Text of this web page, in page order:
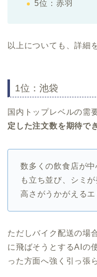
5位：赤羽
以上についても、詳細
1位：池袋
国内トップレベルの需
定した注文数を期待で
数多くの飲食店が
も立ち並び、シミ
高さがうかがえるエ
ただしバイク配送の場
に飛ばそうとするAIの
った方面へ強く引っ張